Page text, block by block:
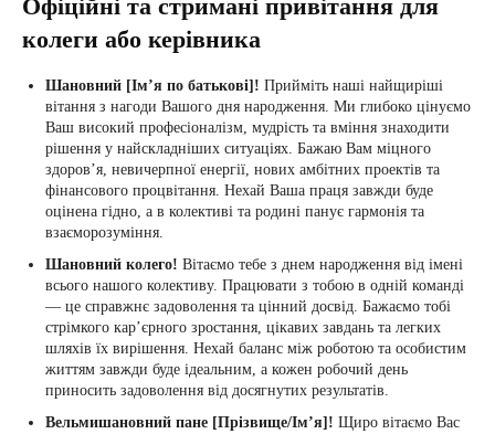
Офіційні та стримані привітання для
колеги або керівника
Шановний [Ім’я по батькові]! Прийміть наші найщиріші
вітання з нагоди Вашого дня народження. Ми глибоко цінуємо
Ваш високий професіоналізм, мудрість та вміння знаходити
рішення у найскладніших ситуаціях. Бажаю Вам міцного
здоров’я, невичерпної енергії, нових амбітних проектів та
фінансового процвітання. Нехай Ваша праця завжди буде
оцінена гідно, а в колективі та родині панує гармонія та
взаєморозуміння.
Шановний колего! Вітаємо тебе з днем народження від імені
всього нашого колективу. Працювати з тобою в одній команді
— це справжнє задоволення та цінний досвід. Бажаємо тобі
стрімкого кар’єрного зростання, цікавих завдань та легких
шляхів їх вирішення. Нехай баланс між роботою та особистим
життям завжди буде ідеальним, а кожен робочий день
приносить задоволення від досягнутих результатів.
Вельмишановний пане [Прізвище/Ім’я]! Щиро вітаємо Вас